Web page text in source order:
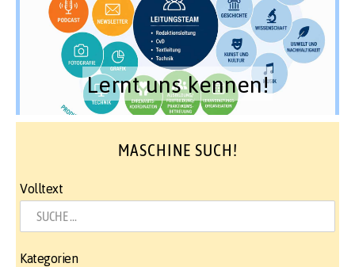
Lernt uns kennen!
MASCHINE SUCH!
Volltext
Kategorien